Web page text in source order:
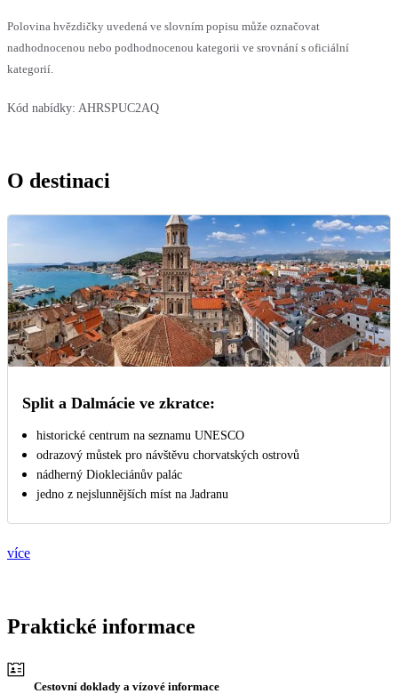
Polovina hvězdičky uvedená ve slovním popisu může označovat
nadhodnocenou nebo podhodnocenou kategorii ve srovnání s oficiální
kategorií.
Kód nabídky: AHRSPUC2AQ
O destinaci
Split a Dalmácie ve zkratce:
historické centrum na seznamu UNESCO
odrazový můstek pro návštěvu chorvatských ostrovů
nádherný Diokleciánův palác
jedno z nejslunnějších míst na Jadranu
více
Praktické informace
Cestovní doklady a vízové informace